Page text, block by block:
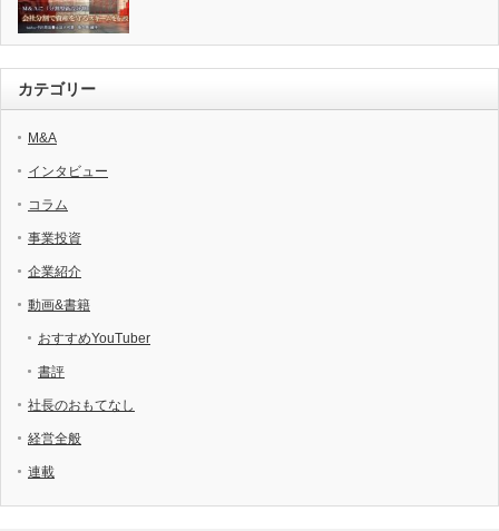
カテゴリー
M&A
インタビュー
コラム
事業投資
企業紹介
動画&書籍
おすすめYouTuber
書評
社長のおもてなし
経営全般
連載